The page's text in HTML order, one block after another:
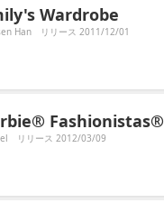
Wardrobe
Han リリース 2011/12/01
Fashionistas®
リリース 2012/03/09